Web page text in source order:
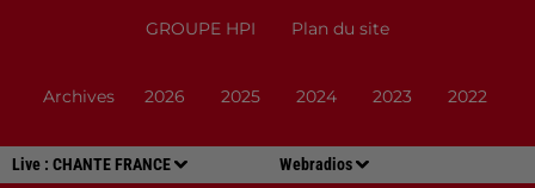
Live : CHANTE FRANCE Webradios
GROUPE HPI Plan du site
Archives 2026 2025 2024 2023 2022